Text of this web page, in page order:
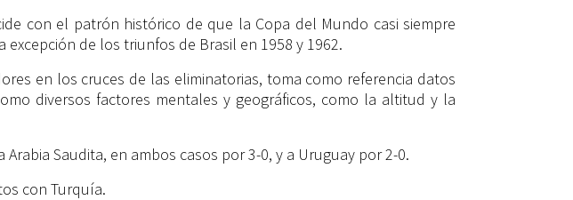
con el patrón histórico de que la Copa del Mundo casi siempre
de los triunfos de Brasil en 1958 y 1962.
en los cruces de las eliminatorias, toma como referencia datos
diversos factores mentales y geográficos, como la altitud y la
Saudita, en ambos casos por 3-0, y a Uruguay por 2-0.
con Turquía.